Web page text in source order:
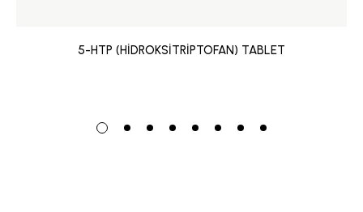
5-HTP (HİDROKSİTRİPTOFAN) TABLET